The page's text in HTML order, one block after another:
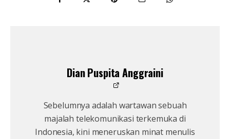
Dian Puspita Anggraini
Sebelumnya adalah wartawan sebuah
majalah telekomunikasi terkemuka di
Indonesia, kini meneruskan minat menulis